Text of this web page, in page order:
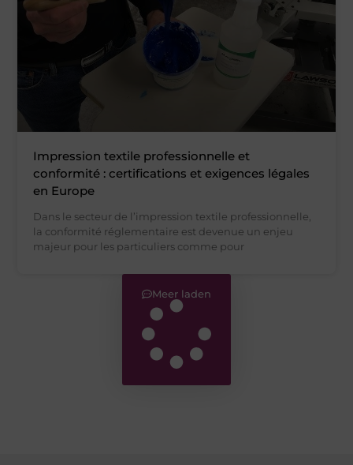
Impression textile professionnelle et
conformité : certifications et exigences légales
en Europe
Dans le secteur de l’impression textile professionnelle,
la conformité réglementaire est devenue un enjeu
majeur pour les particuliers comme pour
Meer laden